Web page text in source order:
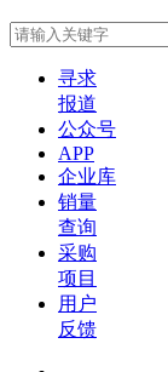
寻求
报道
公众号
APP
企业库
销量
查询
采购
项目
用户
反馈